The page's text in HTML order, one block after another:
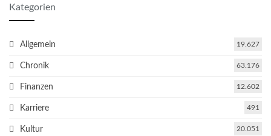
Kategorien
Allgemein 19.627
Chronik 63.176
Finanzen 12.602
Karriere 491
Kultur 20.051